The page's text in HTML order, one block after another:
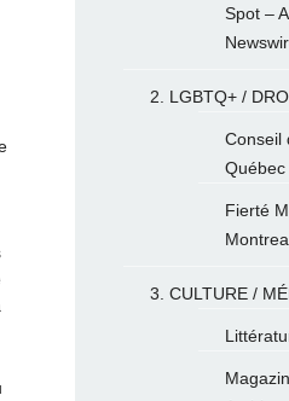
Spot –
2. LGBTQ+ /
Conseil
Québec
Fierté
3. CULTURE /